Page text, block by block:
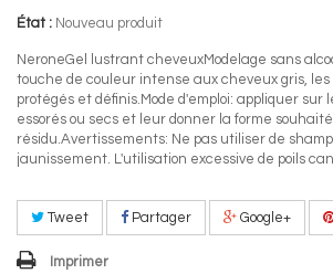
État : Nouveau produit
NeroneGel lustrant cheveuxModelage sans
touche de couleur intense aux cheveux gris,
protégés et définis.Mode d'emploi: appliquer sur
essorés ou secs et leur donner la forme
résidu.Avertissements: Ne pas utiliser de
jaunissement. L'utilisation excessive de poils
Tweet Partager Google+
Imprimer